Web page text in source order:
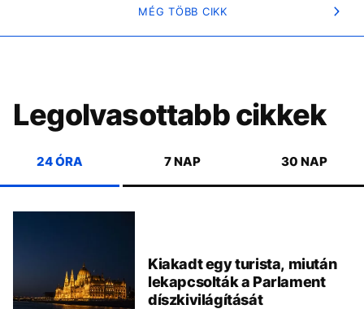
MÉG TÖBB CIKK
Legolvasottabb cikkek
24 ÓRA 7 NAP 30 NAP
Kiakadt egy turista, miután
lekapcsolták a Parlament
díszkivilágítását